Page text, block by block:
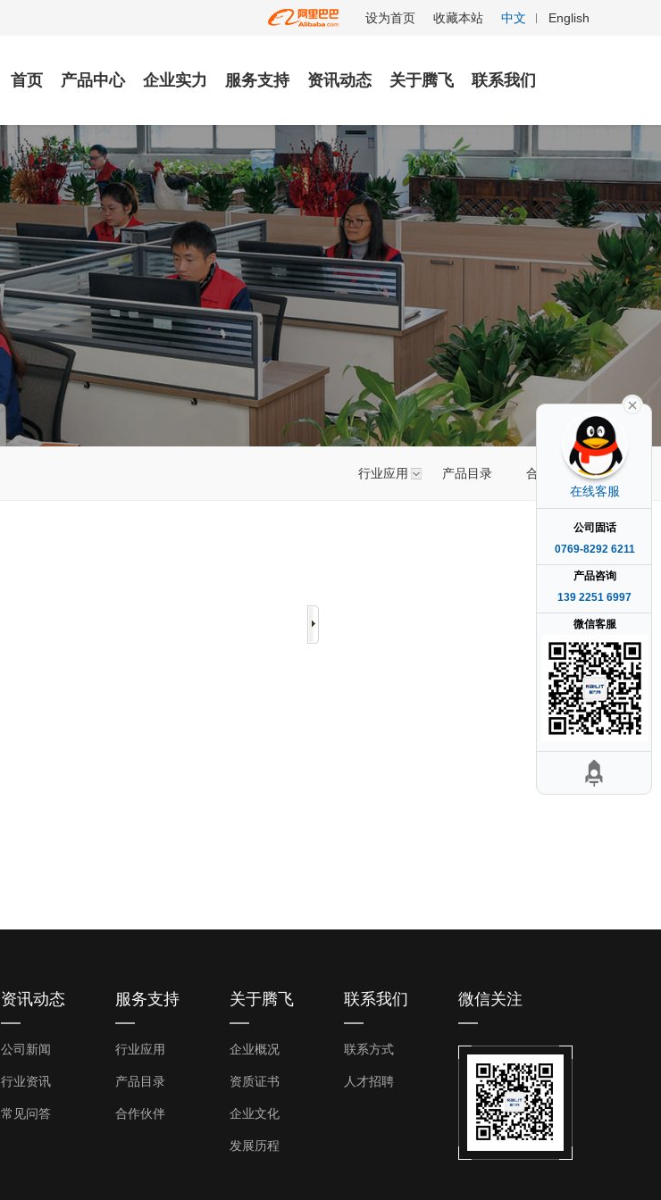
设为首页 收藏本站 中文 English
首页 产品中心 企业实力 服务支持 资讯动态 关于腾飞 联系我们
行业应用 产品目录 合作伙伴
资讯动态
公司新闻
行业资讯
常见问答
服务支持
行业应用
产品目录
合作伙伴
关于腾飞
企业概况
资质证书
企业文化
发展历程
联系我们
联系方式
人才招聘
微信关注
在线客服
公司固话
0769-8292 6211
产品咨询
139 2251 6997
微信客服